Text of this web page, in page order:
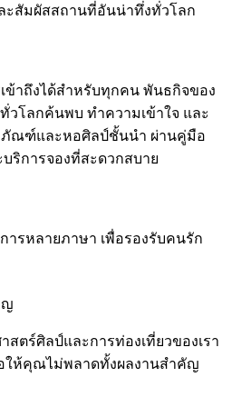
สัมผัสสถานที่อันน่าทึ่งทั่วโลก
ข้าถึงได้สำหรับทุกคน พันธกิจของ
วโลกค้นพบ ทำความเข้าใจ และ
ภัณฑ์และหอศิลป์ชั้นนำ ผ่านคู่มือ
ริการจองที่สะดวกสบาย
ารหลายภาษา เพื่อรองรับคนรัก
ญ
ตร์ศิลป์และการท่องเที่ยวของเรา
ให้คุณไม่พลาดทั้งผลงานสำคัญ